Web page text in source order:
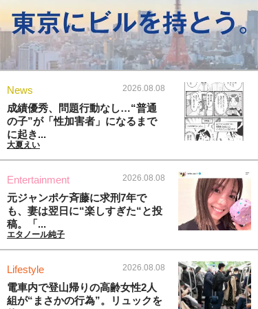
News 2026.08.08
成績優秀、問題行動なし…“普通
の子”が「性加害者」になるまで
に起き...
大夏えい
Entertainment 2026.08.08
元ジャンポケ斉藤に求刑7年で
も、妻は翌日に“楽しすぎた“と投
稿。「...
エタノール純子
Lifestyle 2026.08.08
電車内で登山帰りの高齢女性2人
組が“まさかの行為”。リュックを